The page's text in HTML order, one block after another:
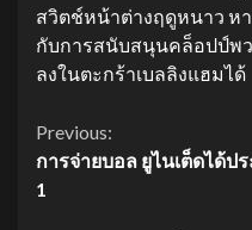
สวิตช์หน้าต่างฤดูหนาว หา
กับการสนับสนุนคล็อปป์พ
ลงในตะกร้าเบลลิงแฮมได้
Continue
Reading
Previous:
การจ่ายบอล ยูไนเต็ดได้ป
1